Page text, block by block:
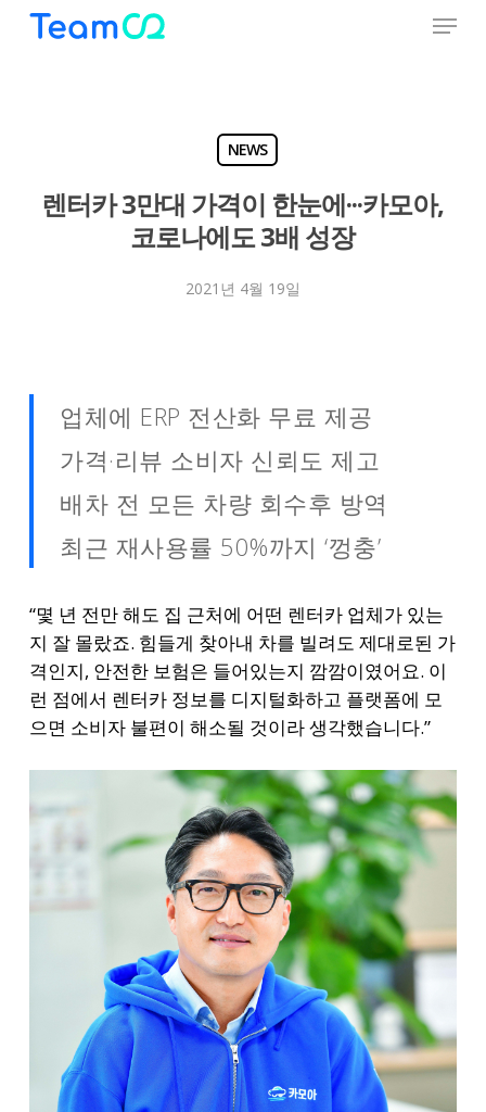
Menu
NEWS
렌터카 3만대 가격이 한눈에···카모아,
코로나에도 3배 성장
2021년 4월 19일
업체에 ERP 전산화 무료 제공
가격·리뷰 소비자 신뢰도 제고
배차 전 모든 차량 회수후 방역
최근 재사용률 50%까지 ‘껑충’
“몇 년 전만 해도 집 근처에 어떤 렌터카 업체가 있는
지 잘 몰랐죠. 힘들게 찾아내 차를 빌려도 제대로된 가
격인지, 안전한 보험은 들어있는지 깜깜이였어요. 이
런 점에서 렌터카 정보를 디지털화하고 플랫폼에 모
으면 소비자 불편이 해소될 것이라 생각했습니다.”